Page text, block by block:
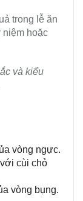
trong lễ ăn
niệm hoặc
và kiểu
vòng ngực.
cùi chỏ
vòng bụng.